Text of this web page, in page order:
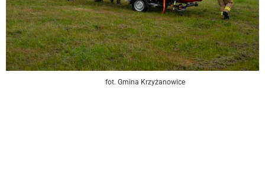
fot. Gmina Krzyżanowice